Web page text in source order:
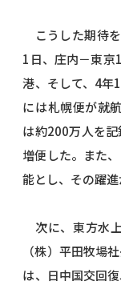
こうした期待
1日、庄内－東京
港、そして、4年
には札幌便が就
は約200万人を
増便した。また
能とし、その躍進
次に、東方水
（株）平田牧場
は、日中国交回